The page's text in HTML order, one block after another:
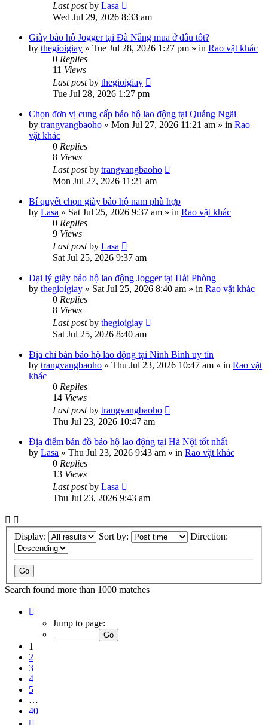
Last postby Lasa
Wed Jul 29, 2026 8:33 am
Giày bảo hộ Jogger tại Đà Nẵng mua ở đâu tốt?
by thegioigiay » Tue Jul 28, 2026 1:27 pm » in Rao vặt khác
0 Replies
11 Views
Last postby thegioigiay
Tue Jul 28, 2026 1:27 pm
Chọn đơn vị cung cấp bảo hộ lao động tại Quảng Ngãi
by trangvangbaoho » Mon Jul 27, 2026 11:21 am » in Rao
vặt khác
0 Replies
8 Views
Last postby trangvangbaoho
Mon Jul 27, 2026 11:21 am
Bí quyết chọn giày bảo hộ nam phù hợp
by Lasa » Sat Jul 25, 2026 9:37 am » in Rao vặt khác
0 Replies
9 Views
Last postby Lasa
Sat Jul 25, 2026 9:37 am
Đại lý giày bảo hộ lao động Jogger tại Hải Phòng
by thegioigiay » Sat Jul 25, 2026 8:40 am » in Rao vặt khác
0 Replies
8 Views
Last postby thegioigiay
Sat Jul 25, 2026 8:40 am
Địa chỉ bán bảo hộ lao động tại Ninh Bình uy tín
by trangvangbaoho » Thu Jul 23, 2026 10:47 am » in Rao vặt
khác
0 Replies
14 Views
Last postby trangvangbaoho
Thu Jul 23, 2026 10:47 am
Địa điểm bán đồ bảo hộ lao động tại Hà Nội tốt nhất
by Lasa » Thu Jul 23, 2026 9:43 am » in Rao vặt khác
0 Replies
13 Views
Last postby Lasa
Thu Jul 23, 2026 9:43 am
Display: Sort by: Direction:
Search found more than 1000 matches
Jump to page:
1
2
3
4
5
…
40